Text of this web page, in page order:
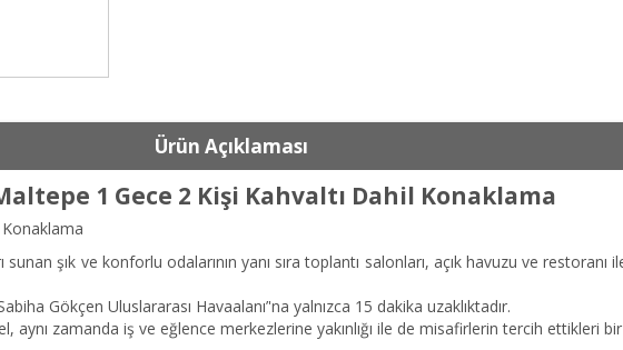
Ürün Açıklaması
1 Gece 2 Kişi Kahvaltı Dahil Konaklama
Konaklama
şık ve konforlu odalarının yanı sıra toplantı salonları, açık havuzu ve restoranı
Gökçen Uluslararası Havaalanı’'na yalnızca 15 dakika uzaklıktadır.
zamanda iş ve eğlence merkezlerine yakınlığı ile de misafirlerin tercih ettikleri